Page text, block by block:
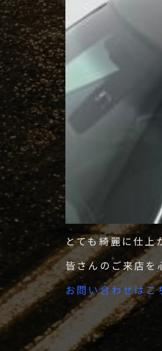
とても綺麗に仕上
皆さんのご来店を
お問い合わせはこ